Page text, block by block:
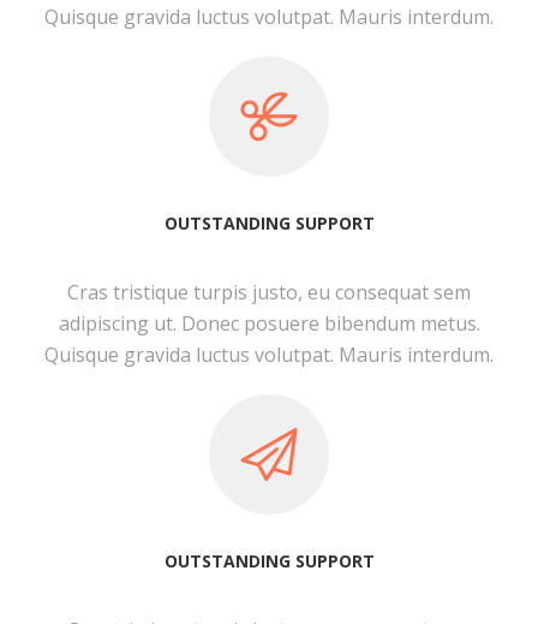
Quisque gravida luctus volutpat. Mauris interdum.
OUTSTANDING SUPPORT
Cras tristique turpis justo, eu consequat sem
adipiscing ut. Donec posuere bibendum metus.
Quisque gravida luctus volutpat. Mauris interdum.
OUTSTANDING SUPPORT